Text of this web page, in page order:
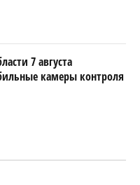
7 августа
камеры контроля